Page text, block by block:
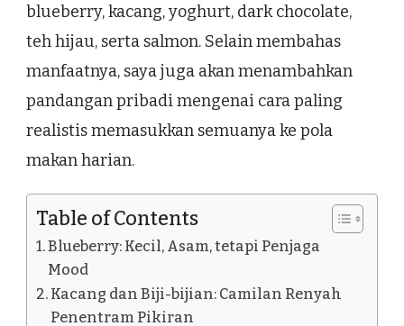
blueberry, kacang, yoghurt, dark chocolate,
teh hijau, serta salmon. Selain membahas
manfaatnya, saya juga akan menambahkan
pandangan pribadi mengenai cara paling
realistis memasukkan semuanya ke pola
makan harian.
Table of Contents
Blueberry: Kecil, Asam, tetapi Penjaga
Mood
Kacang dan Biji-bijian: Camilan Renyah
Penentram Pikiran